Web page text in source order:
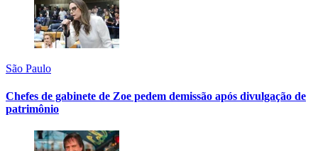
São Paulo
Chefes de gabinete de Zoe pedem demissão após divulgação de
patrimônio